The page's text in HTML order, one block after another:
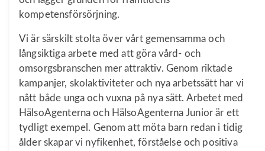
kompetensförsörjning.
Vi är särskilt stolta över vårt gemensamma och
långsiktiga arbete med att göra vård- och
omsorgsbranschen mer attraktiv. Genom riktade
kampanjer, skolaktiviteter och nya arbetssätt har vi
nått både unga och vuxna på nya sätt. Arbetet med
HälsoAgenterna och HälsoAgenterna Junior är ett
tydligt exempel. Genom att möta barn redan i tidig
ålder skapar vi nyfikenhet, förståelse och positiva